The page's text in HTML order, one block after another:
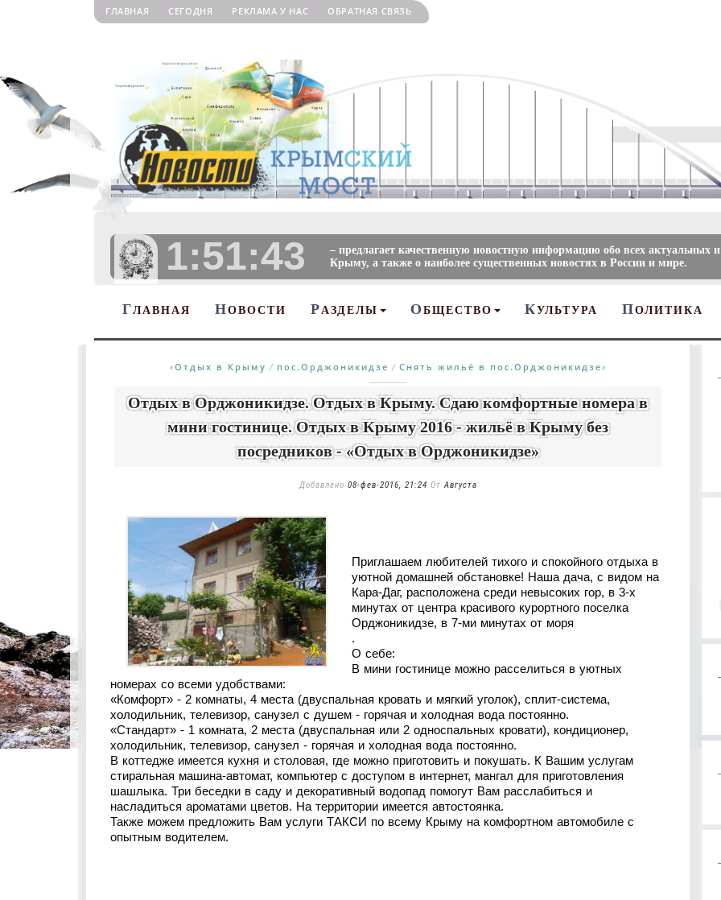
ГЛАВНАЯ СЕГОДНЯ РЕКЛАМА У НАС ОБРАТНАЯ СВЯЗЬ
1:51:44
– предлагает качественную новостную информацию обо всех актуальных
Крыму, а также о наиболее существенных новостях в России и мире.
ГЛАВНАЯ НОВОСТИ Р АЗДЕЛЫ О БЩЕСТВО КУЛЬТУРА ПОЛИТИКА
«Отдых в Крыму / пос.Орджоникидзе / Снять жильё в пос.Орджоникидзе»
Отдых в Орджоникидзе. Отдых в Крыму. Сдаю комфортные номера в
мини гостинице. Отдых в Крыму 2016 - жильё в Крыму без
посредников - «Отдых в Орджоникидзе»
Добавлено 08-фев-2016, 21:24 ОтАвгуста
Приглашаем любителей тихого и спокойного отдыха в
уютной домашней обстановке! Наша дача, с видом на
Кара-Даг, расположена среди невысоких гор, в 3-х
минутах от центра красивого курортного поселка
Орджоникидзе, в 7-ми минутах от моря
.
О себе:
В мини гостинице можно расселиться в уютных
номерах со всеми удобствами:
«Комфорт» - 2 комнаты, 4 места (двуспальная кровать и мягкий уголок), сплит-система,
холодильник, телевизор, санузел с душем - горячая и холодная вода постоянно.
«Стандарт» - 1 комната, 2 места (двуспальная или 2 односпальных кровати), кондиционер,
холодильник, телевизор, санузел - горячая и холодная вода постоянно.
В коттедже имеется кухня и столовая, где можно приготовить и покушать. К Вашим услугам
стиральная машина-автомат, компьютер с доступом в интернет, мангал для приготовления
шашлыка. Три беседки в саду и декоративный водопад помогут Вам расcлабиться и
насладиться ароматами цветов. На территории имеется автостоянка.
Также можем предложить Вам услуги ТАКСИ по всему Крыму на комфортном автомобиле с
опытным водителем.